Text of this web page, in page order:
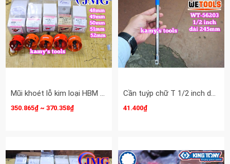
Mũi khoét lỗ kim loại HBM JMG 48mm 49mm 50mm 51mm 52mm HBM-48 HBM-49 HBM-50 HBM-51 HBM-52
350.865₫ ~ 370.358₫
Cần tuýp chữ T 1/2 inch dài 10 inch 245mm Wetools Boss WT-56203
41.400₫